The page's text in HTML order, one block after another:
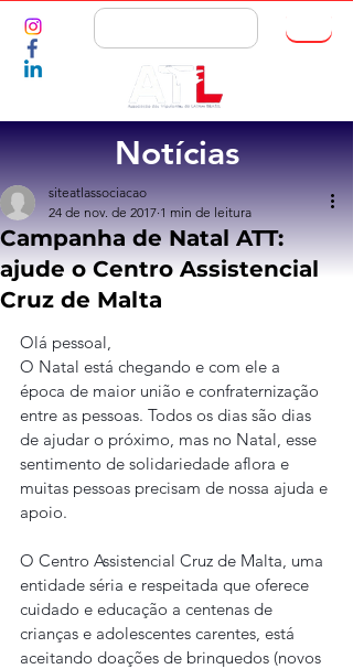
Notícias
Campanha de Natal ATT:
ajude o Centro Assistencial
Cruz de Malta
siteatlassociacao
24 de nov. de 2017 1 min de leitura
Olá pessoal,
O Natal está chegando e com ele a
época de maior união e confraternização
entre as pessoas. Todos os dias são dias
de ajudar o próximo, mas no Natal, esse
sentimento de solidariedade aflora e
muitas pessoas precisam de nossa ajuda e
apoio.
O Centro Assistencial Cruz de Malta, uma
entidade séria e respeitada que oferece
cuidado e educação a centenas de
crianças e adolescentes carentes, está
aceitando doações de brinquedos (novos